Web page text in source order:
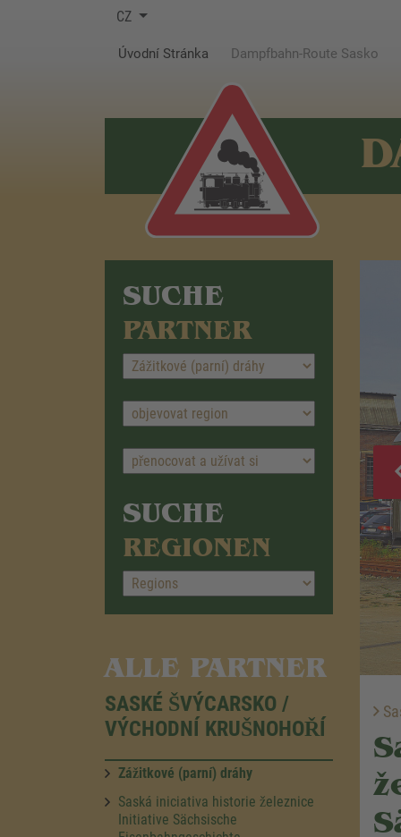
CZ
Úvodní Stránka (current)
Dampfbahn-Route Sasko
SUCHE
PARTNER
SUCHE
REGIONEN
ALLE PARTNER
SASKÉ ŠVÝCARSKO /
VÝCHODNÍ KRUŠNOHOŘÍ
Zážitkové (parní) dráhy
Saská iniciativa historie železnice
Initiative Sächsische